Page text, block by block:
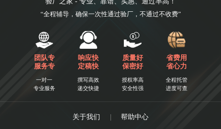
“全程辅导，确保一次性通过验厂，不通过不收费”
团队专
服务专
一对一
专业服务
响应快
定稿快
撰写高效
递交快捷
质量好
保密好
授权率高
安全性强
省费用
省心力
全程托管
进度可查
关于我们 | 帮助中心